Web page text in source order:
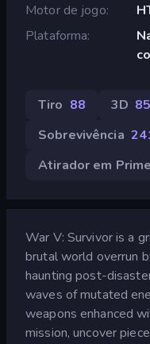
Motor de jogo
Plataforma
Tiro 88 3D
Sobrevivência
Atirador em
War V: Survivor is a
brutal world overrun
haunting post-
waves of mutated
weapons enhanced
mission, uncover